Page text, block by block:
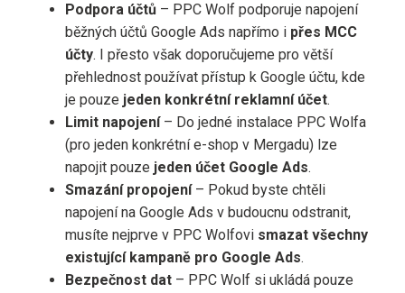
Podpora účtů – PPC Wolf podporuje napojení
běžných účtů Google Ads napřímo i přes MCC
účty. I přesto však doporučujeme pro větší
přehlednost používat přístup k Google účtu, kde
je pouze jeden konkrétní reklamní účet.
Limit napojení– Do jedné instalace PPC Wolfa
(pro jeden konkrétní e-shop v Mergadu) lze
napojit pouze jeden účet Google Ads.
Smazání propojení– Pokud byste chtěli
napojení na Google Ads v budoucnu odstranit,
musíte nejprve v PPC Wolfovi smazat všechny
existující kampaně pro Google Ads.
Bezpečnost dat – PPC Wolf si ukládá pouze